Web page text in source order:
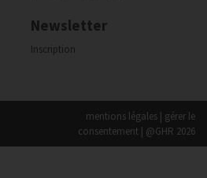
Newsletter
Inscription
mentions légales | gérer le
consentement | @GHR 2026